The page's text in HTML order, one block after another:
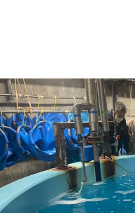
お知らせ
イベント・グッズ
YouTube
会社情報